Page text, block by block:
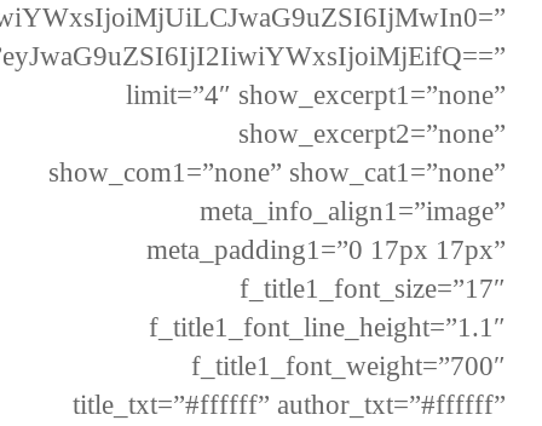
limit=”4″ show_excerpt1=”none”
show_excerpt2=”none”
show_com1=”none” show_cat1=”none”
meta_info_align1=”image”
meta_padding1=”0 17px 17px”
f_title1_font_size=”17″
f_title1_font_line_height=”1.1″
f_title1_font_weight=”700″
title_txt=”#ffffff” author_txt=”#ffffff”